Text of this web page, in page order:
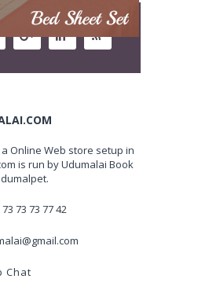
Online Web store setup in
is run by Udumalai Book
73 73 77 42
Chat